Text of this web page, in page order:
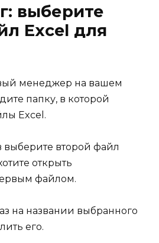
выберите
Excel для
менеджер на вашем
папку, в которой
Excel.
выберите второй файл
открыть
файлом.
на названии выбранного
его.